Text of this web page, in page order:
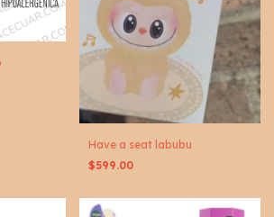
Have a seat labubu
$599.00